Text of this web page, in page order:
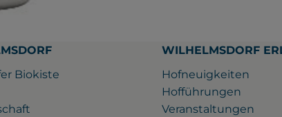
Biokiste
WILHELMSDORF
Hofneuigkeiten
Hofführungen
Veranstaltungen